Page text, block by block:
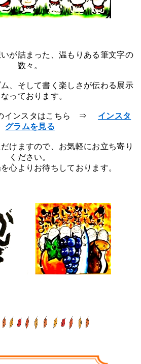
が詰まった、温もりある筆文字の
数々。
、そして書く楽しさが伝わる展示
なっております。
インスタはこちら ⇒
インスタ
グラムを見る
けますので、お気軽にお立ち寄り
ください。
心よりお待ちしております。